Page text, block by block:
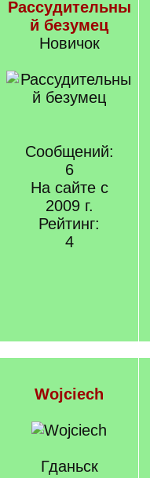
Рассудительны
й безумец
Новичок
Сообщений:
6
На сайте с
2009 г.
Рейтинг:
4
Wojciech
Гданьск